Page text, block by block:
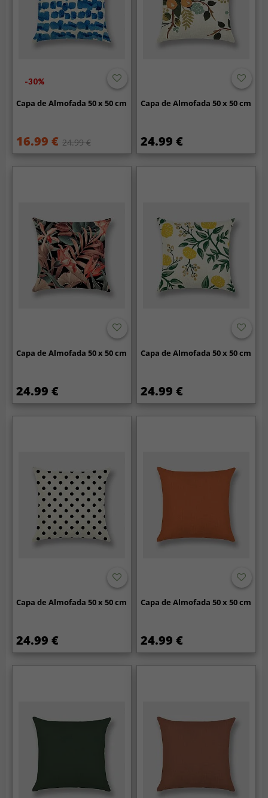
-30%
Capa de Almofada 50 x 50 cm
16.99 € 24.99 €
Capa de Almofada 50 x 50 cm
24.99 €
Capa de Almofada 50 x 50 cm
24.99 €
Capa de Almofada 50 x 50 cm
24.99 €
Capa de Almofada 50 x 50 cm
24.99 €
Capa de Almofada 50 x 50 cm
24.99 €